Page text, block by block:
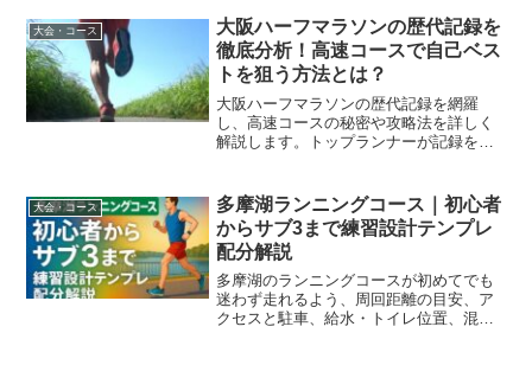
展望に役立ててください！実力者たちが
集う熱い戦いの詳細をチェックしましょ
う。
大会・コース
大阪ハーフマラソンの歴代記録を
徹底分析！高速コースで自己ベス
トを狙う方法とは？
大阪ハーフマラソンの歴代記録を網羅
し、高速コースの秘密や攻略法を詳しく
解説します。トップランナーが記録を更
コース傾向まで深掘りしました。この記
事を読んで、あなたも大阪の街を駆け抜
け、新記録を目指してみませんか？
大会・コース
多摩湖ランニングコース｜初心者
からサブ3まで練習設計テンプレ
配分解説
多摩湖のランニングコースが初めてでも
迷わず走れるよう、周回距離の目安、ア
クセスと駐車、給水・トイレ位置、混雑